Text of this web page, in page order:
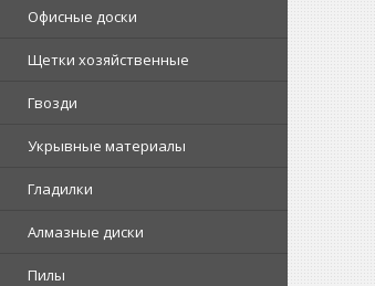
Офисные доски
Щетки хозяйственные
Гвозди
Укрывные материалы
Гладилки
Алмазные диски
Пилы